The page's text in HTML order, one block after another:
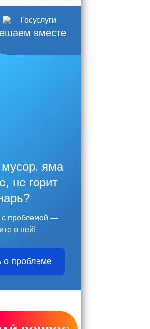
вместе
яма
не горит
с проблемой —
о ней!
о проблеме